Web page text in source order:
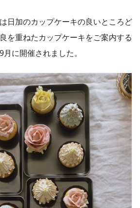
日加のカップケーキの良いところど
を重ねたカップケーキをご案内する
に開催されました。